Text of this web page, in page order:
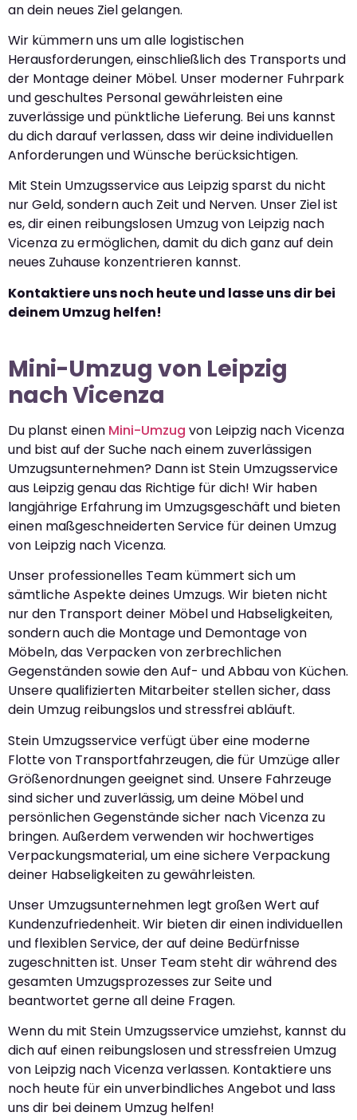
an dein neues Ziel gelangen.
Wir kümmern uns um alle logistischen
Herausforderungen, einschließlich des Transports und
der Montage deiner Möbel. Unser moderner Fuhrpark
und geschultes Personal gewährleisten eine
zuverlässige und pünktliche Lieferung. Bei uns kannst
du dich darauf verlassen, dass wir deine individuellen
Anforderungen und Wünsche berücksichtigen.
Mit Stein Umzugsservice aus Leipzig sparst du nicht
nur Geld, sondern auch Zeit und Nerven. Unser Ziel ist
es, dir einen reibungslosen Umzug von Leipzig nach
Vicenza zu ermöglichen, damit du dich ganz auf dein
neues Zuhause konzentrieren kannst.
Kontaktiere uns noch heute und lasse uns dir bei
deinem Umzug helfen!
Mini-Umzug von Leipzig
nach Vicenza
Du planst einen Mini-Umzug von Leipzig nach Vicenza
und bist auf der Suche nach einem zuverlässigen
Umzugsunternehmen? Dann ist Stein Umzugsservice
aus Leipzig genau das Richtige für dich! Wir haben
langjährige Erfahrung im Umzugsgeschäft und bieten
einen maßgeschneiderten Service für deinen Umzug
von Leipzig nach Vicenza.
Unser professionelles Team kümmert sich um
sämtliche Aspekte deines Umzugs. Wir bieten nicht
nur den Transport deiner Möbel und Habseligkeiten,
sondern auch die Montage und Demontage von
Möbeln, das Verpacken von zerbrechlichen
Gegenständen sowie den Auf- und Abbau von Küchen.
Unsere qualifizierten Mitarbeiter stellen sicher, dass
dein Umzug reibungslos und stressfrei abläuft.
Stein Umzugsservice verfügt über eine moderne
Flotte von Transportfahrzeugen, die für Umzüge aller
Größenordnungen geeignet sind. Unsere Fahrzeuge
sind sicher und zuverlässig, um deine Möbel und
persönlichen Gegenstände sicher nach Vicenza zu
bringen. Außerdem verwenden wir hochwertiges
Verpackungsmaterial, um eine sichere Verpackung
deiner Habseligkeiten zu gewährleisten.
Unser Umzugsunternehmen legt großen Wert auf
Kundenzufriedenheit. Wir bieten dir einen individuellen
und flexiblen Service, der auf deine Bedürfnisse
zugeschnitten ist. Unser Team steht dir während des
gesamten Umzugsprozesses zur Seite und
beantwortet gerne all deine Fragen.
Wenn du mit Stein Umzugsservice umziehst, kannst du
dich auf einen reibungslosen und stressfreien Umzug
von Leipzig nach Vicenza verlassen. Kontaktiere uns
noch heute für ein unverbindliches Angebot und lass
uns dir bei deinem Umzug helfen!